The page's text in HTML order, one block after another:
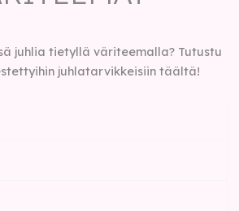
juhlia tietyllä väriteemalla? Tutustu
juhlatarvikkeisiin täältä!